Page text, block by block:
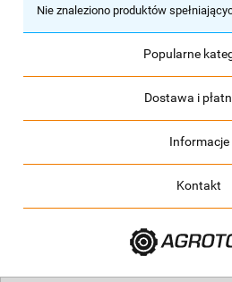
Nie znaleziono produktów
Popularne
Dostawa i
Informacje
Kontakt